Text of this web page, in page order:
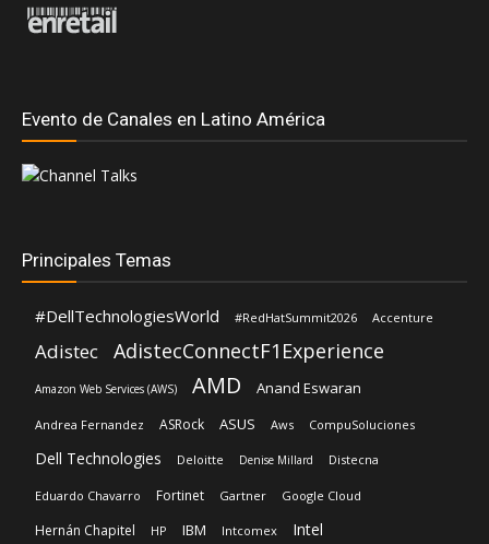
Evento de Canales en Latino América
Principales Temas
#DellTechnologiesWorld #RedHatSummit2026 Accenture
Adistec AdistecConnectF1Experience
Amazon Web Services (AWS) AMD Anand Eswaran
Andrea Fernandez ASRock ASUS Aws CompuSoluciones
Dell Technologies Deloitte Denise Millard Distecna
Eduardo Chavarro Fortinet Gartner Google Cloud
Hernán Chapitel HP IBM Intcomex Intel